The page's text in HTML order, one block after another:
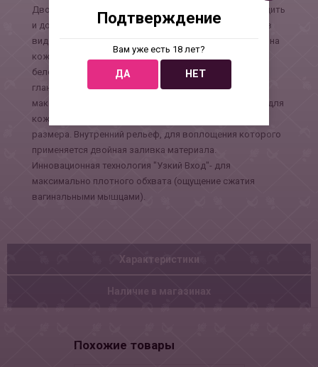
Двойной мастурбатор с вибропулей, способен возбудить
и довести до оргазма любого мужчину. Он выполнен в
виде двух любовных отверстий: вагины с мурашками на
коже и женского ротика (раскрашенного вручную) с
белоснежными зубками, подвижным язычком и
гландами. Создан данный интимный аксессуар из
максимально реалистичного материала. Безопасный для
кожи, не содержит фталатов. Подойдет для любого
размера. Внутренний рельеф, для воплощения которого
применяется двойная заливка материала.
Инновационная технология "Узкий Вход"- для
максимально плотного обхвата (ощущение сжатия
вагинальными мышцами).
Характеристики
Наличие в магазинах
Похожие товары
Подтверждение
Вам уже есть 18 лет?
ДА НЕТ